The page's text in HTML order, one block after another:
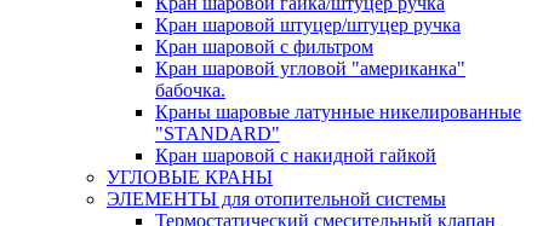
Кран шаровой штуцер/штуцер ручка
Кран шаровой с фильтром
Кран шаровой угловой "американка"
бабочка.
Краны шаровые латунные никелированные
"STANDARD"
Кран шаровой с накидной гайкой
УГЛОВЫЕ КРАНЫ
ЭЛЕМЕНТЫ для отопительной системы
Термостатический смесительный клапан